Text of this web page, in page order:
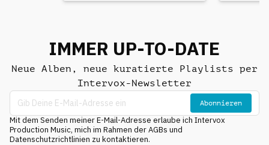
IMMER UP-TO-DATE
Neue Alben, neue kuratierte Playlists per
Intervox-Newsletter
Abonnieren
Mit dem Senden meiner E-Mail-Adresse erlaube ich Intervox
Production Music, mich im Rahmen der AGBs und
Datenschutzrichtlinien zu kontaktieren.